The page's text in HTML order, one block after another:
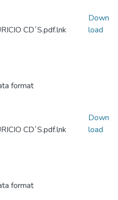
CD´S.pdf.lnk
format
Down
load
CD´S.pdf.lnk
format
Down
load